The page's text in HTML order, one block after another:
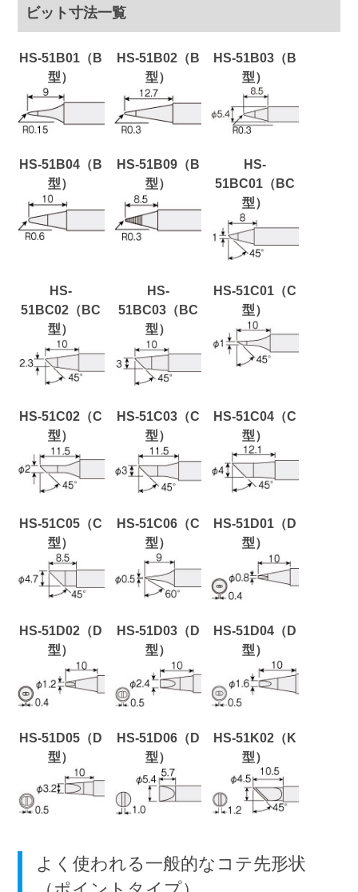
ビット寸法一覧
HS-51B01（B
型）
HS-51B02（B
型）
HS-51B03（B
型）
HS-51B04（B
型）
HS-51B09（B
型）
HS-
51BC01（BC
型）
HS-
51BC02（BC
型）
HS-
51BC03（BC
型）
HS-51C01（C
型）
HS-51C02（C
型）
HS-51C03（C
型）
HS-51C04（C
型）
HS-51C05（C
型）
HS-51C06（C
型）
HS-51D01（D
型）
HS-51D02（D
型）
HS-51D03（D
型）
HS-51D04（D
型）
HS-51D05（D
型）
HS-51D06（D
型）
HS-51K02（K
型）
よく使われる一般的なコテ先形状